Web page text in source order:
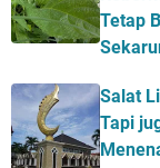
Tetap
Salat
Tapi